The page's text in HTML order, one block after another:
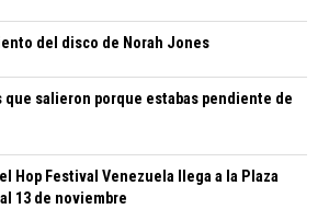
del disco de Norah Jones
que salieron porque estabas pendiente de
Hop Festival Venezuela llega a la Plaza
13 de noviembre